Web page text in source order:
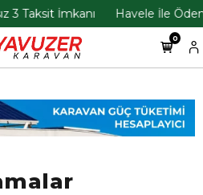
İmkanı Havele İle Ödemelerde
0